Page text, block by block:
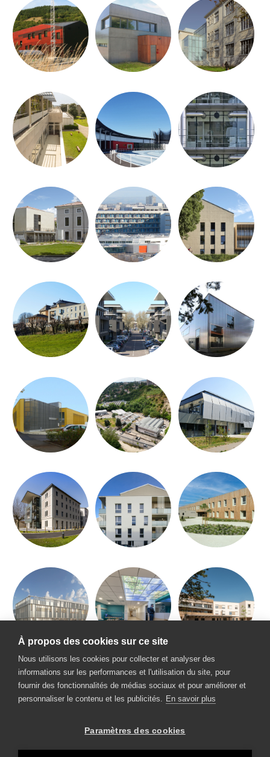
À propos des cookies sur ce site
Nous utilisons les cookies pour collecter et analyser des
informations sur les performances et l'utilisation du site, pour
fournir des fonctionnalités de médias sociaux et pour améliorer et
personnaliser le contenu et les publicités. En savoir plus
Paramètres des cookies